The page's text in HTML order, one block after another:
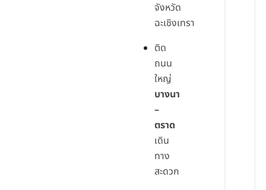
จังหวัด
ฉะเชิงเทรา
ติด
ถนน
ใหญ่
บางนา
–
ตราด
เดิน
ทาง
สะดวก